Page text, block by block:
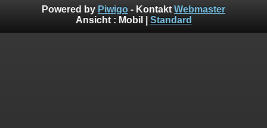
Powered by Piwigo - Kontakt Webmaster
Ansicht : Mobil Standard